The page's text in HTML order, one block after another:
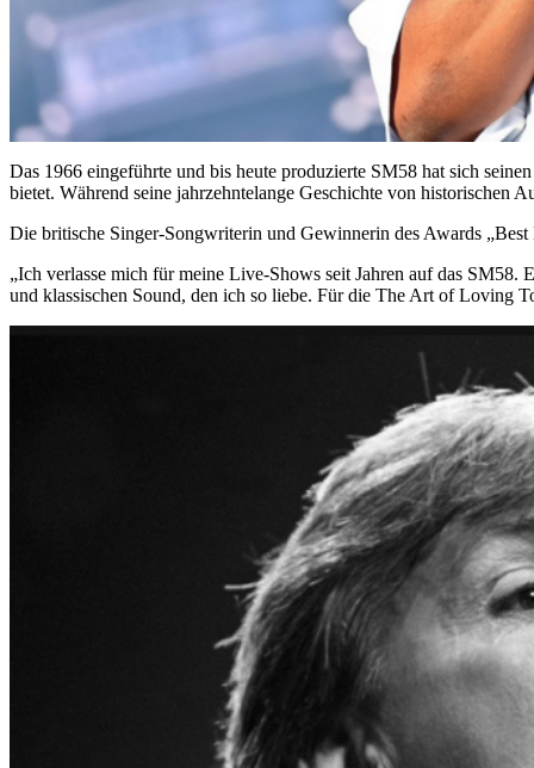
Das 1966 eingeführte und bis heute produzierte SM58 hat sich
bietet. Während seine jahrzehntelange Geschichte von historischen
Die britische Singer-Songwriterin und Gewinnerin des Awards
„Ich verlasse mich für meine Live-Shows seit Jahren auf das SM58.
und klassischen Sound, den ich so liebe. Für die The Art of Loving